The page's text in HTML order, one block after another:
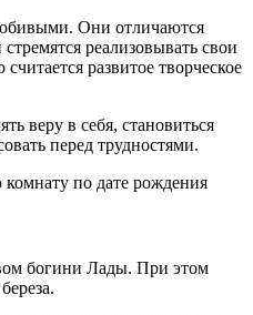
Они отличаются
реализовывать свои
развитое творческое
веру в себя, становиться
перед трудностями.
богини Лады. При этом